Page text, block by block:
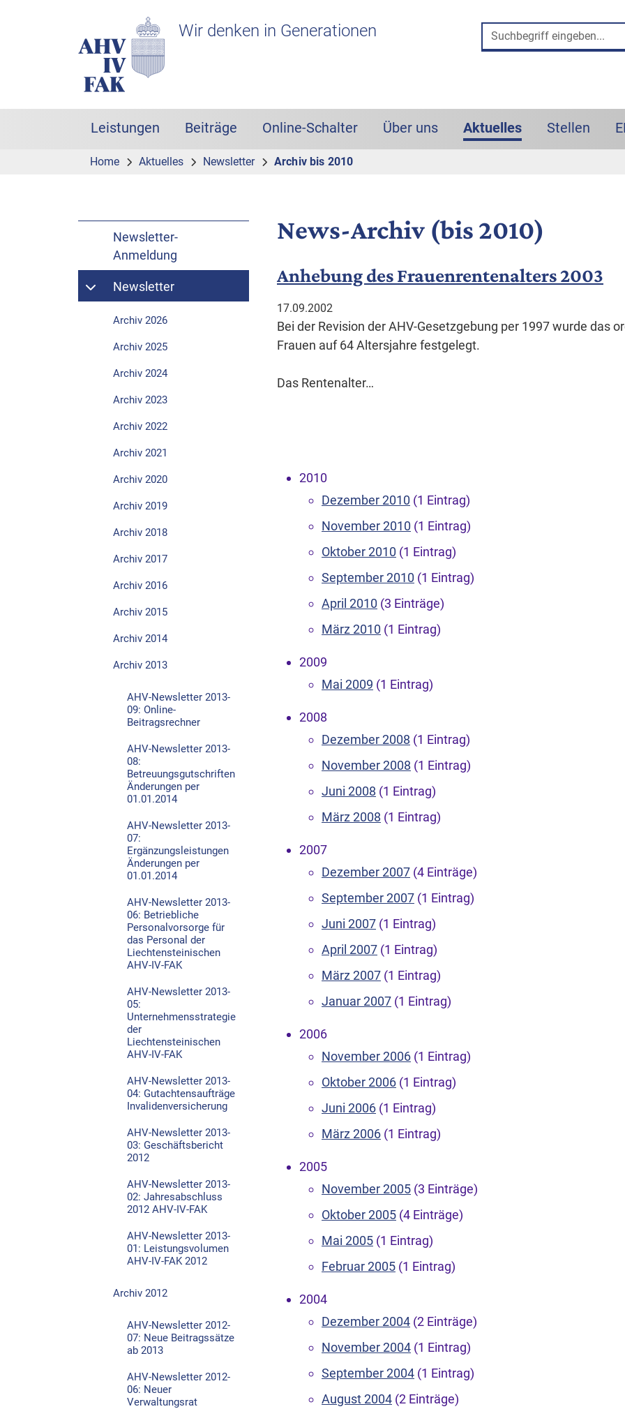
Headerbereich mit Logo und Such-Box
Wir denken in Generationen
Hauptnavigation
Leistungen Beiträge Online-Schalter Über uns
Aktuelles
(aktiv)
Stellen
Home Aktuelles Newsletter Archiv bis 2010
Newsletter-
Anmeldung
Newsletter
Archiv 2026
Archiv 2025
Archiv 2024
Archiv 2023
Archiv 2022
Archiv 2021
Archiv 2020
Archiv 2019
Archiv 2018
Archiv 2017
Archiv 2016
Archiv 2015
Archiv 2014
Archiv 2013
AHV-Newsletter 2013-
09: Online-
Beitragsrechner
AHV-Newsletter 2013-
08:
Betreuungsgutschriften
Änderungen per
01.01.2014
AHV-Newsletter 2013-
07:
Ergänzungsleistungen
Änderungen per
01.01.2014
AHV-Newsletter 2013-
06: Betriebliche
Personalvorsorge für
das Personal der
Liechtensteinischen
AHV-IV-FAK
AHV-Newsletter 2013-
05:
Unternehmensstrategie
der
Liechtensteinischen
AHV-IV-FAK
AHV-Newsletter 2013-
04: Gutachtensaufträge
Invalidenversicherung
AHV-Newsletter 2013-
03: Geschäftsbericht
2012
AHV-Newsletter 2013-
02: Jahresabschluss
2012 AHV-IV-FAK
AHV-Newsletter 2013-
01: Leistungsvolumen
AHV-IV-FAK 2012
Archiv 2012
AHV-Newsletter 2012-
07: Neue Beitragssätze
ab 2013
AHV-Newsletter 2012-
06: Neuer
Verwaltungsrat
News-Archiv (bis 2010)
Anhebung des Frauenrentenalters 2003
17.09.2002
Bei der Revision der AHV-Gesetzgebung per 1997 wurde das
Frauen auf 64 Altersjahre festgelegt.
Das Rentenalter…
2010
Dezember 2010 (1 Eintrag)
November 2010 (1 Eintrag)
Oktober 2010 (1 Eintrag)
September 2010 (1 Eintrag)
April 2010 (3 Einträge)
März 2010 (1 Eintrag)
2009
Mai 2009 (1 Eintrag)
2008
Dezember 2008 (1 Eintrag)
November 2008 (1 Eintrag)
Juni 2008 (1 Eintrag)
März 2008 (1 Eintrag)
2007
Dezember 2007 (4 Einträge)
September 2007 (1 Eintrag)
Juni 2007 (1 Eintrag)
April 2007 (1 Eintrag)
März 2007 (1 Eintrag)
Januar 2007 (1 Eintrag)
2006
November 2006 (1 Eintrag)
Oktober 2006 (1 Eintrag)
Juni 2006 (1 Eintrag)
März 2006 (1 Eintrag)
2005
November 2005 (3 Einträge)
Oktober 2005 (4 Einträge)
Mai 2005 (1 Eintrag)
Februar 2005 (1 Eintrag)
2004
Dezember 2004 (2 Einträge)
November 2004 (1 Eintrag)
September 2004 (1 Eintrag)
August 2004 (2 Einträge)